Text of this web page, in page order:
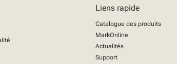
Liens rapide
Catalogue des produits
MarkOnline
Actualités
Support